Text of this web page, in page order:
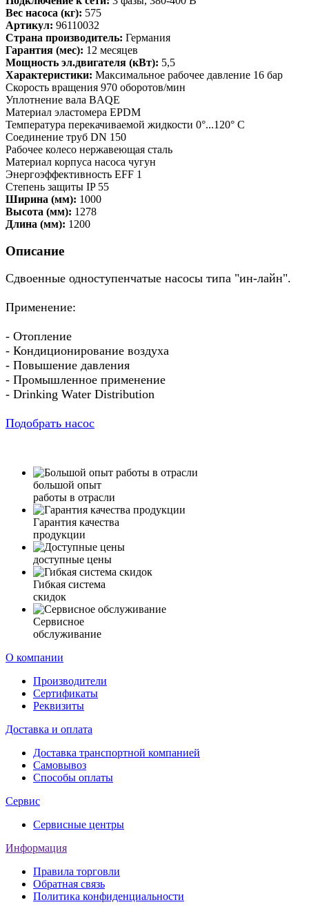
Вес насоса (кг): 575
Артикул: 96110032
Страна производитель: Германия
Гарантия (мес): 12 месяцев
Мощность эл.двигателя (кВт): 5,5
Характеристики: Максимальное рабочее давление 16 бар
Скорость вращения 970 оборотов/мин
Уплотнение вала BAQE
Материал эластомера EPDM
Температура перекачиваемой жидкости 0°...120° C
Соединение труб DN 150
Рабочее колесо нержавеющая сталь
Материал корпуса насоса чугун
Энергоэффективность EFF 1
Степень защиты IP 55
Ширина (мм): 1000
Высота (мм): 1278
Длина (мм): 1200
Описание
Сдвоенные одноступенчатые насосы типа "ин-лайн".
Применение:
- Отопление
- Кондиционирование воздуха
- Повышение давления
- Промышленное применение
- Drinking Water Distribution
Подобрать насос
большой опыт
работы в отрасли
Гарантия качества
продукции
доступные цены
Гибкая система
скидок
Сервисное
обслуживание
О компании
Производители
Сертификаты
Реквизиты
Доставка и оплата
Доставка транспортной компанией
Самовывоз
Способы оплаты
Сервис
Сервисные центры
Информация
Правила торговли
Обратная связь
Политика конфиденциальности